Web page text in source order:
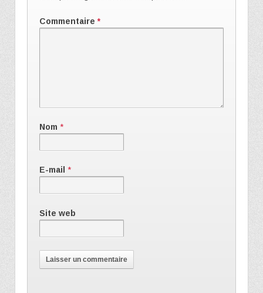
Commentaire *
Nom *
E-mail *
Site web